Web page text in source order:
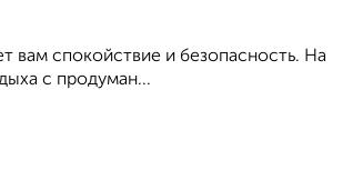
вам спокойствие и безопасность. На
с продуман...